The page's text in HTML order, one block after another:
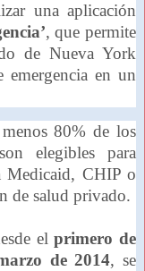
una aplicación
, que permite
de Nueva York
emergencia en un
80% de los
elegibles para
Medicaid, CHIP o
de salud privado.
elprimero de
de 2014, se